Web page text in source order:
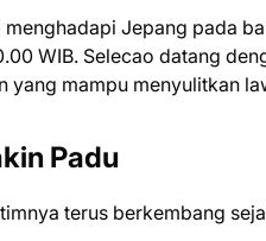
Jepang pada
WIB. Selecao datang
yang mampu menyulitkan
Padu
terus berkembang